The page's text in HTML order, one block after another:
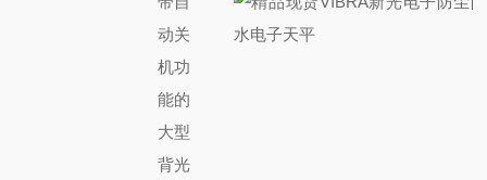
动关
机功
能的
大型
背光